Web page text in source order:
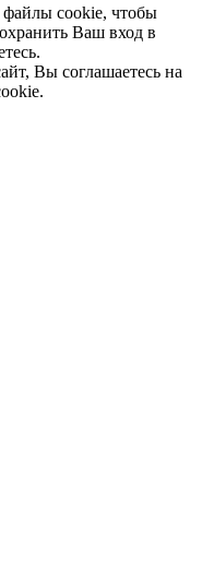
файлы cookie, чтобы
Ваш вход в
Вы соглашаетесь на